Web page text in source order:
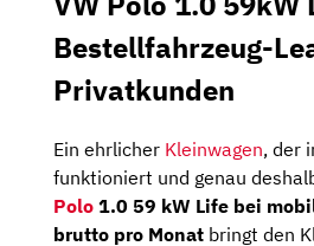
Bestellfahrzeug-
Privatkunden
Ein ehrlicher Kleinwagen, der
funktioniert und genau
Polo 1.0 59 kW Life bei
brutto pro Monat bringt den